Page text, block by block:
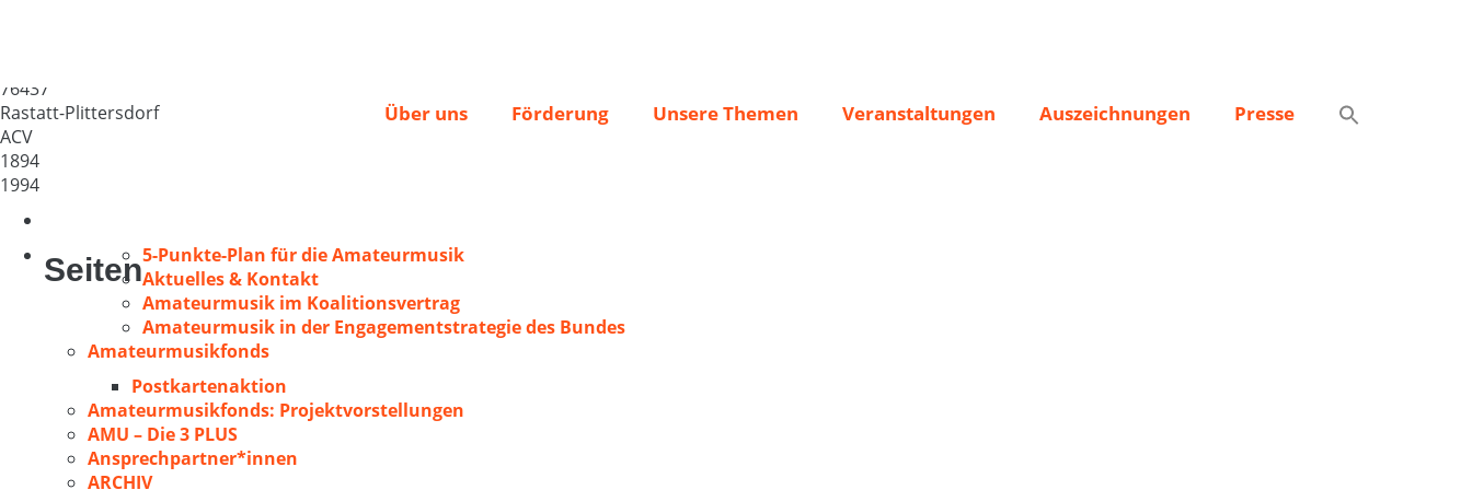
Über uns Förderung Unsere Themen Veranstaltungen Auszeichnungen Presse
76437
Rastatt-Plittersdorf
ACV
1894
1994
Seiten5-Punkte-Plan für die Amateurmusik
Aktuelles & Kontakt
Amateurmusik im Koalitionsvertrag
Amateurmusik in der Engagementstrategie des Bundes
Amateurmusikfonds
Postkartenaktion
Amateurmusikfonds: Projektvorstellungen
AMU – Die 3 PLUS
Ansprechpartner*innen
ARCHIV